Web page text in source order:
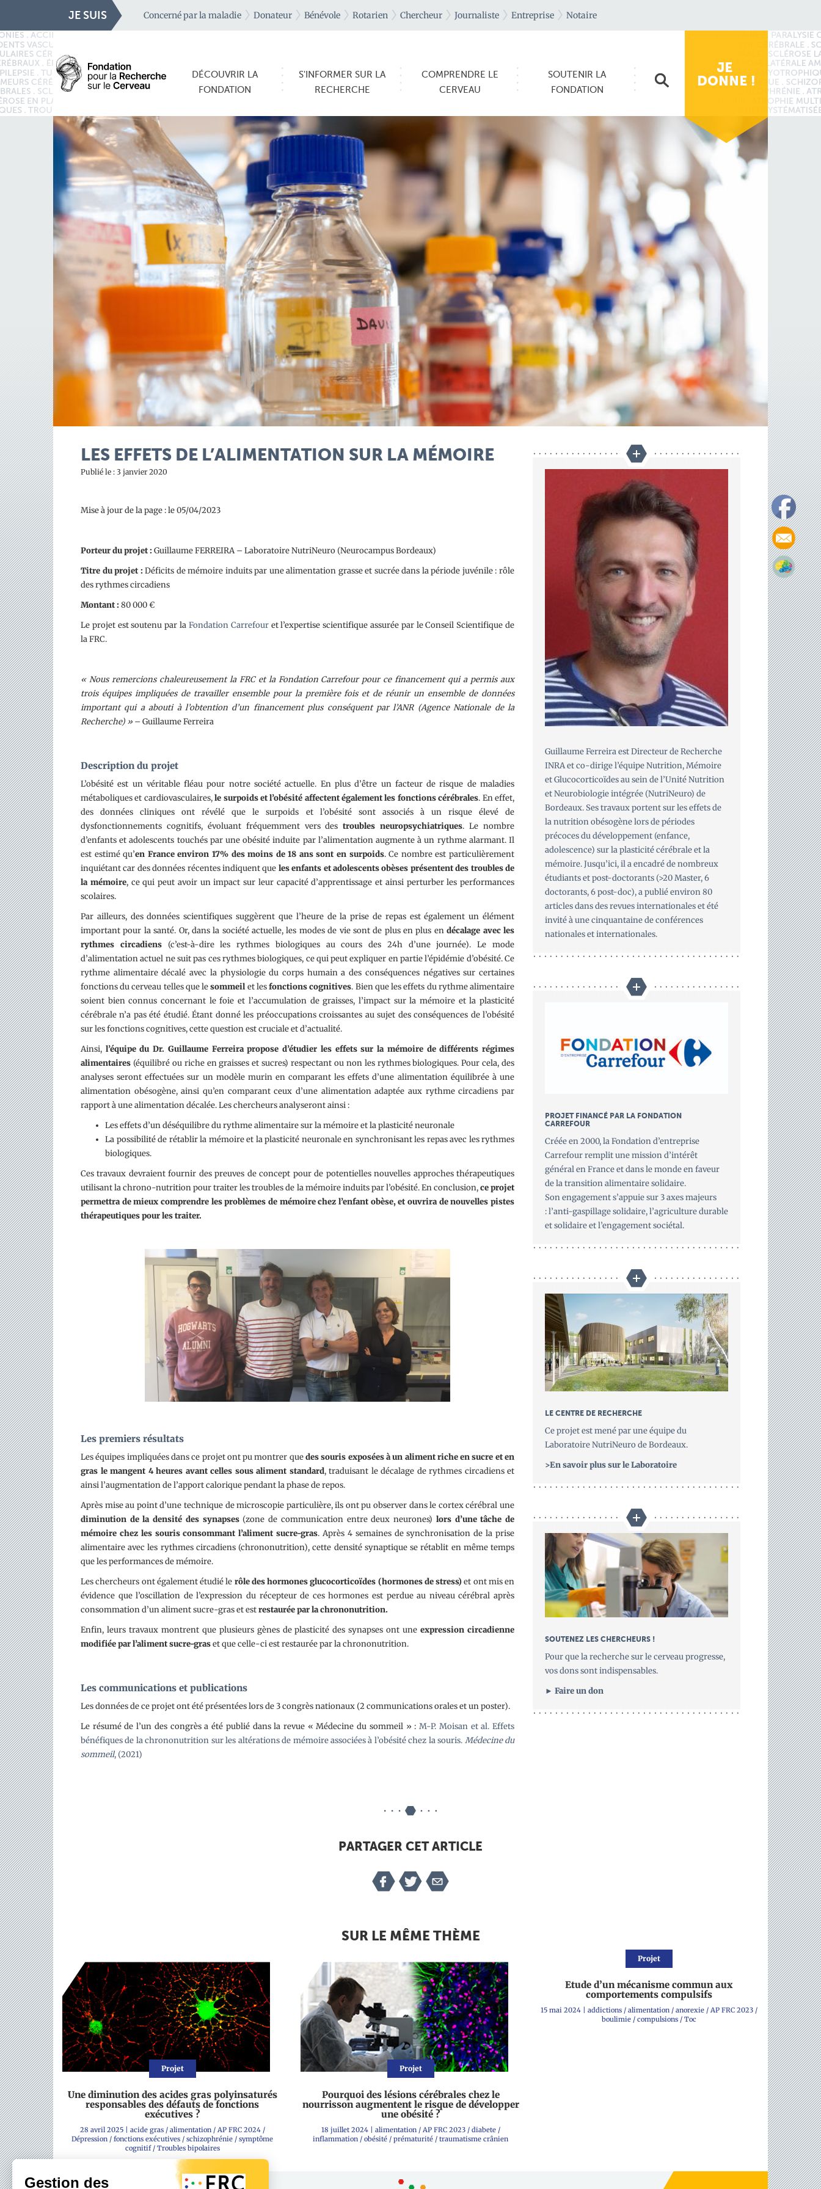
JE SUIS Concerné par la maladie Donateur Bénévole Rotarien Chercheur Journaliste Entreprise Notaire
DÉCOUVRIR LA
FONDATION
S'INFORMER SUR LA
RECHERCHE
COMPRENDRE LE
CERVEAU
SOUTENIR LA
FONDATION
LES EFFETS DE L’ALIMENTATION SUR LA MÉMOIRE
Publié le : 3 janvier 2020
Mise à jour de la page : le 05/04/2023
Porteur du projet : Guillaume FERREIRA – Laboratoire NutriNeuro (Neurocampus Bordeaux)
Titre du projet :Déficits de mémoire induits par une alimentation grasse et sucrée dans la période juvénile : rôle
des rythmes circadiens
Montant : 80 000 €
Le projet est soutenu par la Fondation Carrefouret l’expertise scientifique assurée par le Conseil Scientifique de
la FRC.
« Nous remercions chaleureusement la FRC et la Fondation Carrefour pour ce financement qui a permis aux
trois équipes impliquées de travailler ensemble pour la première fois et de réunir un ensemble de données
important qui a abouti à l’obtention d’un financement plus conséquent par l’ANR (Agence Nationale de la
Recherche) » – Guillaume Ferreira
Description du projet
L’obésité est un véritable fléau pour notre société actuelle. En plus d’être un facteur de risque de maladies
métaboliques et cardiovasculaires,le surpoids et l’obésité affectent également les fonctions cérébrales. En effet,
des données cliniques ont révélé que le surpoids et l’obésité sont associés à un risque élevé de
dysfonctionnements cognitifs, évoluant fréquemment vers destroubles neuropsychiatriques. Le nombre
d’enfants et adolescents touchés par une obésité induite par l’alimentation augmente à un rythme alarmant. Il
est estimé qu’en France environ 17% des moins de 18 ans sont en surpoids. Ce nombre est particulièrement
inquiétant car des données récentes indiquent que les enfants et adolescents obèses présentent des troubles de
la mémoire, ce qui peut avoir un impact sur leur capacité d’apprentissage et ainsi perturber les performances
scolaires.
Par ailleurs, des données scientifiques suggèrent que l’heure de la prise de repas est également un élément
important pour la santé. Or, dans la société actuelle, les modes de vie sont de plus en plus endécalage avec les
rythmes circadiens(c’est-à-dire les rythmes biologiques au cours des 24h d’une journée). Le mode
d’alimentation actuel ne suit pas ces rythmes biologiques, ce qui peut expliquer en partie l’épidémie d’obésité. Ce
rythme alimentaire décalé avec la physiologie du corps humain a des conséquences négatives sur certaines
fonctions du cerveau telles que lesommeil et lesfonctions cognitives. Bien que les effets du rythme alimentaire
soient bien connus concernant le foie et l’accumulation de graisses, l’impact sur la mémoire et la plasticité
cérébrale n’a pas été étudié. Étant donné les préoccupations croissantes au sujet des conséquences de l’obésité
sur les fonctions cognitives, cette question est cruciale et d’actualité.
Ainsi, l’équipe du Dr. Guillaume Ferreira propose d’étudier les effets sur la mémoire de différents régimes
alimentaires (équilibré ou riche en graisses et sucres) respectant ou non les rythmes biologiques. Pour cela, des
analyses seront effectuées sur un modèle murin en comparant les effets d’une alimentation équilibrée à une
alimentation obésogène, ainsi qu’en comparant ceux d’une alimentation adaptée aux rythme circadiens par
rapport à une alimentation décalée. Les chercheurs analyseront ainsi :
Les effets d’un déséquilibre du rythme alimentaire sur la mémoire et la plasticité neuronale
La possibilité de rétablir la mémoire et la plasticité neuronale en synchronisant les repas avec les rythmes
biologiques.
Ces travaux devraient fournir des preuves de concept pour de potentielles nouvelles approches thérapeutiques
utilisant la chrono-nutrition pour traiter les troubles de la mémoire induits par l’obésité. En conclusion,ce projet
permettra de mieux comprendre les problèmes de mémoire chez l’enfant obèse, et ouvrira de nouvelles pistes
thérapeutiques pour les traiter.
Les premiers résultats
Les équipes impliquées dans ce projet ont pu montrer quedes souris exposées à un aliment riche en sucre et en
gras le mangent 4 heures avant celles sous aliment standard, traduisant le décalage de rythmes circadiens et
ainsi l’augmentation de l’apport calorique pendant la phase de repos.
Après mise au point d’une technique de microscopie particulière, ils ont pu observer dans le cortex cérébral une
diminution de la densité des synapses(zone de communication entre deux neurones) lors d’une tâche de
mémoire chez les souris consommant l’aliment sucre-gras. Après 4 semaines de synchronisation de la prise
alimentaire avec les rythmes circadiens (chrononutrition), cette densité synaptique se rétablit en même temps
que les performances de mémoire.
Les chercheurs ont également étudié le rôle des hormones glucocorticoïdes (hormones de stress)et ont mis en
évidence que l’oscillation de l’expression du récepteur de ces hormones est perdue au niveau cérébral après
consommation d’un aliment sucre-gras et estrestaurée par la chrononutrition.
Enfin, leurs travaux montrent que plusieurs gènes de plasticité des synapses ont uneexpression circadienne
modifiée par l’aliment sucre-graset que celle-ci est restaurée par la chrononutrition.
Les communications et publications
Les données de ce projet ont été présentées lors de 3 congrès nationaux (2 communications orales et un poster).
Le résumé de l’un des congrès a été publié dans la revue « Médecine du sommeil » :M-P. Moisan et al. Effets
bénéfiques de la chrononutrition sur les altérations de mémoire associées à l’obésité chez la souris. Médecine du
sommeil, (2021)
Guillaume Ferreira est Directeur de Recherche
INRA et co-dirige l’équipe Nutrition, Mémoire
et Glucocorticoïdes au sein de l’Unité Nutrition
et Neurobiologie intégrée (NutriNeuro) de
Bordeaux. Ses travaux portent sur les effets de
la nutrition obésogène lors de périodes
précoces du développement (enfance,
adolescence) sur la plasticité cérébrale et la
mémoire. Jusqu’ici, il a encadré de nombreux
étudiants et post-doctorants (>20 Master, 6
doctorants, 6 post-doc), a publié environ 80
articles dans des revues internationales et été
invité à une cinquantaine de conférences
nationales et internationales.
PROJET FINANCÉ PAR LA FONDATION
CARREFOUR
Créée en 2000, la Fondation d’entreprise
Carrefour remplit une mission d’intérêt
général en France et dans le monde en faveur
de la transition alimentaire solidaire.
Son engagement s’appuie sur 3 axes majeurs
: l’anti-gaspillage solidaire, l’agriculture durable
et solidaire et l’engagement sociétal.
LE CENTRE DE RECHERCHE
Ce projet est mené par une équipe du
Laboratoire NutriNeuro de Bordeaux.
>En savoir plus sur le Laboratoire
SOUTENEZ LES CHERCHEURS !
Pour que la recherche sur le cerveau progresse,
vos dons sont indispensables.
► Faire un don
PARTAGER CET ARTICLE
SUR LE MÊME THÈME
Projet
Une diminution des acides gras polyinsaturés
responsables des défauts de fonctions
exécutives ?
28 avril 2025| acide gras/ alimentation/ AP FRC 2024/
Dépression / fonctions exécutives / schizophrénie / symptôme
cognitif/ Troubles bipolaires
Projet
Pourquoi des lésions cérébrales chez le
nourrisson augmentent le risque de développer
une obésité ?
18 juillet 2024| alimentation/ AP FRC 2023/ diabete/
inflammation / obésité / prématurité / traumatisme crânien
Projet
Etude d’un mécanisme commun aux
comportements compulsifs
15 mai 2024| addictions/ alimentation/ anorexie/ AP FRC 2023/
boulimie/ compulsions/ Toc